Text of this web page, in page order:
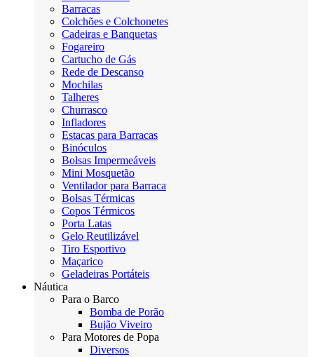
Barracas
Colchões e Colchonetes
Cadeiras e Banquetas
Fogareiro
Cartucho de Gás
Rede de Descanso
Mochilas
Talheres
Churrasco
Infladores
Estacas para Barracas
Binóculos
Bolsas Impermeáveis
Mini Mosquetão
Ventilador para Barraca
Bolsas Térmicas
Copos Térmicos
Porta Latas
Gelo Reutilizável
Tiro Esportivo
Maçarico
Geladeiras Portáteis
Náutica
Para o Barco
Bomba de Porão
Bujão Viveiro
Para Motores de Popa
Diversos